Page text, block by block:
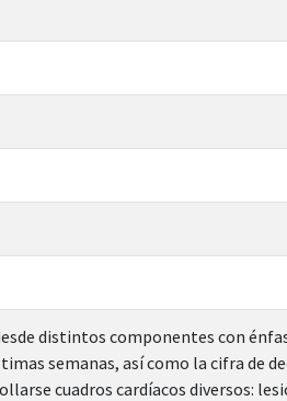
distintos componentes con
semanas, así como la cifra de
cuadros cardíacos diversos: